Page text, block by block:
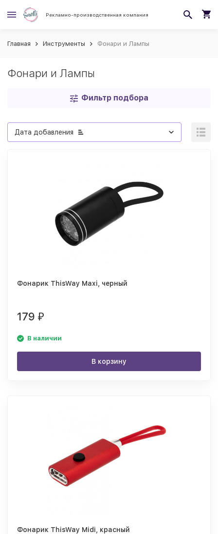
Рекламно-производственная компания
Главная Инструменты Фонари и Лампы
Фонари и Лампы
Фильтр подбора
Дата добавления
Фонарик ThisWay Maxi, черный
179 ₽
В наличии
В корзину
Фонарик ThisWay Midi, красный